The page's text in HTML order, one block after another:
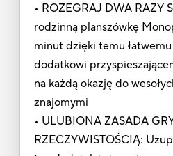
• ROZEGRAJ DWA RAZY
rodzinną planszówkę
minut dzięki temu
dodatkowi
na każdą okazję do
znajomymi
• ULUBIONA ZASADA
RZECZYWISTOŚCIĄ: